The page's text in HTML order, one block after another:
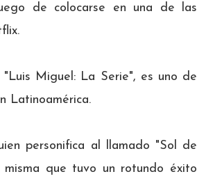
de colocarse en una de las
Miguel: La Serie", es uno de
Latinoamérica.
personifica al llamado "Sol de
que tuvo un rotundo éxito